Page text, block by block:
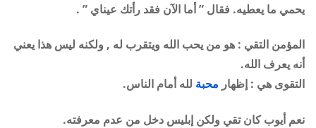
يحمي ما يعطيه. فقال ” أما الآن فقد رأتك عيناي ” .
المؤمن التقي : هو من يحب الله ويتقرب له , ولكنه ليس هذا يعني
أنه يعرف الله.
التقوى هي : إظهار محبة لله أمام الناس.
نعم أيوب كان تقي ولكن إبليس دخل من عدم معرفته.